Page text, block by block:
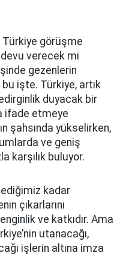
Türkiye görüşme
verecek mi
gezenlerin
bu işte. Türkiye, artık
duyacak bir
ifade etmeye
şahsında yükselirken,
ve geniş
karşılık buluyor.
kadar
çıkarlarını
ve katkıdır. Ama
utanacağı,
işlerin altına imza